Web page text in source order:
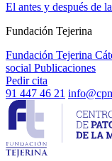
El antes y después de
Fundación Tejerina
Fundación Tejerina
social Publicaciones
Pedir cita
91 447 46 21